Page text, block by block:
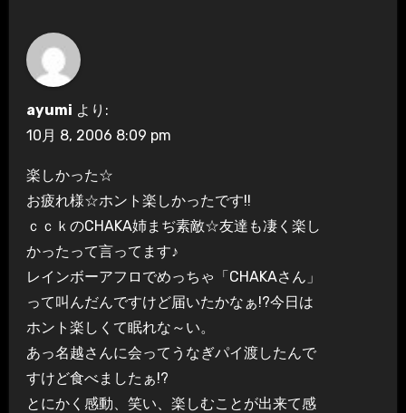
シ
ョ
ン
ayumi より:
10月 8, 2006 8:09 pm
楽しかった☆
お疲れ様☆ホント楽しかったです!!
ｃｃｋのCHAKA姉まぢ素敵☆友達も凄く楽し
かったって言ってます♪
レインボーアフロでめっちゃ「CHAKAさん」
って叫んだんですけど届いたかなぁ!?今日は
ホント楽しくて眠れな～い。
あっ名越さんに会ってうなぎパイ渡したんで
すけど食べましたぁ!?
とにかく感動、笑い、楽しむことが出来て感